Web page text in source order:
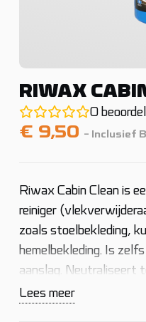
RIWAX
0
€ 9,50 - Inclusief
Riwax Cabin Clean is
reiniger
zoals stoelbekleding,
hemelbekleding. Is
aanslag. Neutraliseert
frisse citrus
Lees meer